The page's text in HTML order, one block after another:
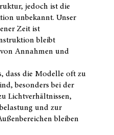
jedoch ist die
unbekannt. Unser
Zeit ist
bleibt
Annahmen und
dass die Modelle oft zu
besonders bei der
Lichtverhältnissen,
und zur
bleiben